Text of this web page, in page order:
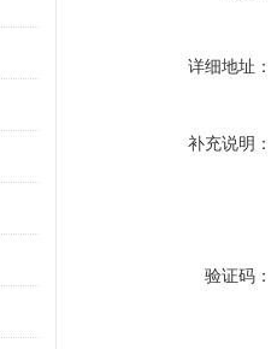
详细地址：
补充说明：
验证码：